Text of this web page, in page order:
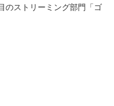
のストリーミング部門「ゴ